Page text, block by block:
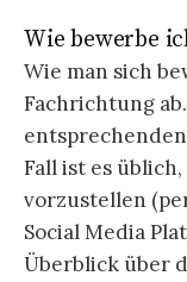
Wie bewerbe
Wie man sich
Fachrichtung
Fall ist es
vorzustellen
Social Media
Überblick über